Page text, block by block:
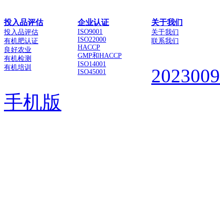
投入品评估
投入品评估
有机肥认证
良好农业
有机检测
有机培训
企业认证
ISO9001
ISO22000
HACCP
GMP和HACCP
ISO14001
ISO45001
关于我们
关于我们
联系我们
手机版